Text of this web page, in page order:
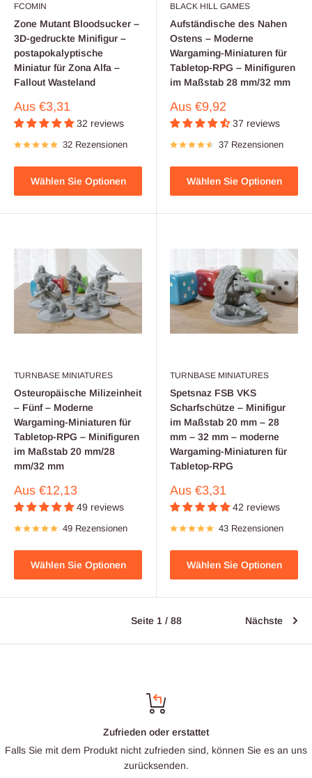
FCOMIN
Zone Mutant Bloodsucker –
3D-gedruckte Minifigur –
postapokalyptische
Miniatur für Zona Alfa –
Fallout Wasteland
Verkaufspreis
Aus €3,31
32 reviews
32 Rezensionen
Wählen Sie Optionen
BLACK HILL GAMES
Aufständische des Nahen
Ostens – Moderne
Wargaming-Miniaturen für
Tabletop-RPG – Minifiguren
im Maßstab 28 mm/32 mm
Verkaufspreis
Aus €9,92
37 reviews
37 Rezensionen
Wählen Sie Optionen
TURNBASE MINIATURES
Osteuropäische Milizeinheit
– Fünf – Moderne
Wargaming-Miniaturen für
Tabletop-RPG – Minifiguren
im Maßstab 20 mm/28
mm/32 mm
Verkaufspreis
Aus €12,13
49 reviews
49 Rezensionen
Wählen Sie Optionen
TURNBASE MINIATURES
Spetsnaz FSB VKS
Scharfschütze – Minifigur
im Maßstab 20 mm – 28
mm – 32 mm – moderne
Wargaming-Miniaturen für
Tabletop-RPG
Verkaufspreis
Aus €3,31
42 reviews
43 Rezensionen
Wählen Sie Optionen
Seite 1 / 88 Nächste
Zufrieden oder erstattet
Falls Sie mit dem Produkt nicht zufrieden sind, können Sie es an uns
zurücksenden.